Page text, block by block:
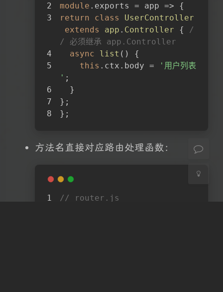
module .exports = app => {
return
class
UserController
extends
app . Controller { /
/ 必须继承 app.Controller
async
list ( )
{
this .ctx.body =
'用户列表
' ;
  }
};
};
方法名直接对应路由处理函数：
// router.js